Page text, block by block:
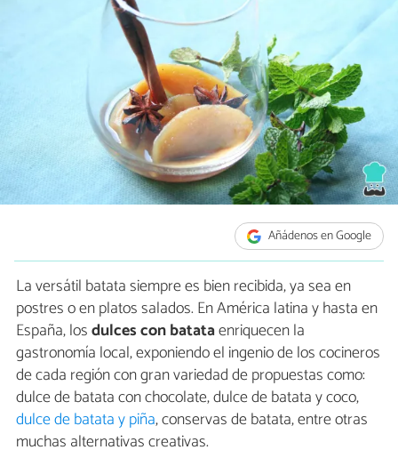
Añádenos en Google
La versátil batata siempre es bien recibida, ya sea en
postres o en platos salados. En América latina y hasta en
España, losdulces con batataenriquecen la
gastronomía local, exponiendo el ingenio de los cocineros
de cada región con gran variedad de propuestas como:
dulce de batata con chocolate, dulce de batata y coco,
dulce de batata y piña, conservas de batata, entre otras
muchas alternativas creativas.